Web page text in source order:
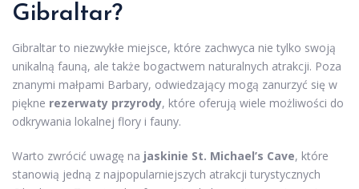
Gibraltar?
Gibraltar to niezwykłe miejsce, które zachwyca nie tylko swoją
unikalną fauną, ale także bogactwem naturalnych atrakcji. Poza
znanymi małpami Barbary, odwiedzający mogą zanurzyć się w
piękne rezerwaty przyrody, które oferują wiele możliwości do
odkrywania lokalnej flory i fauny.
Warto zwrócić uwagę na jaskinie St. Michael’s Cave, które
stanowią jedną z najpopularniejszych atrakcji turystycznych